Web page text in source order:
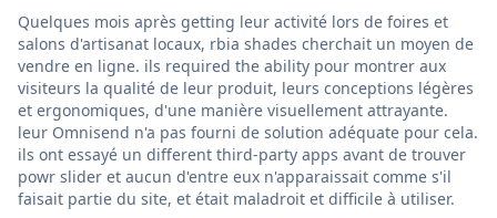
Quelques mois après getting leur activité lors de foires et
salons d'artisanat locaux, rbia shades cherchait un moyen de
vendre en ligne. ils required the ability pour montrer aux
visiteurs la qualité de leur produit, leurs conceptions légères
et ergonomiques, d'une manière visuellement attrayante.
leur Omnisend n'a pas fourni de solution adéquate pour cela.
ils ont essayé un different third-party apps avant de trouver
powr slider et aucun d'entre eux n'apparaissait comme s'il
faisait partie du site, et était maladroit et difficile à utiliser.